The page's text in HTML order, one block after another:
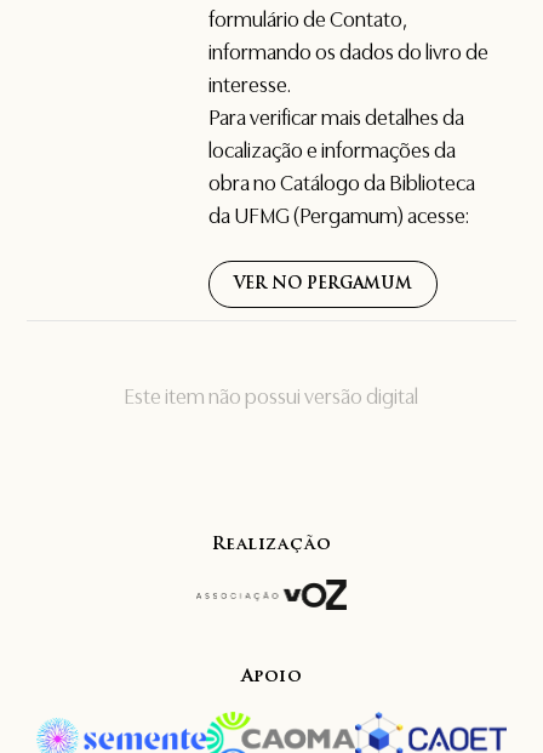
Este item não possui versão digital
formulário deContato,
informando os dados do livro de
interesse.
Para verificar mais detalhes da
localização e informações da
obra no Catálogo da Biblioteca
da UFMG (Pergamum) acesse:
VER NO PERGAMUM
Realização
Apoio